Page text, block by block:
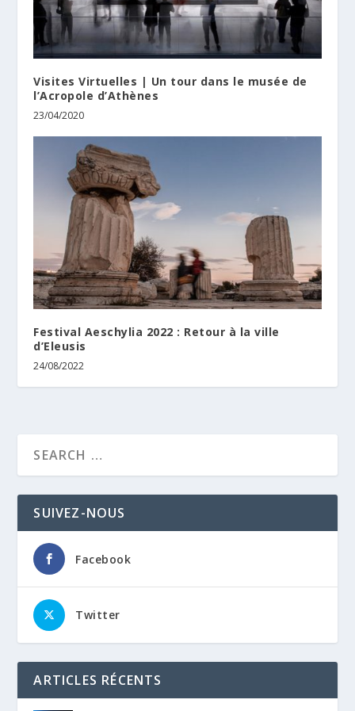
Visites Virtuelles | Un tour dans le musée de
l’Acropole d’Athènes
23/04/2020
Festival Aeschylia 2022 : Retour à la ville
d’Eleusis
24/08/2022
SUIVEZ-NOUS
Facebook
Twitter
ARTICLES RÉCENTS